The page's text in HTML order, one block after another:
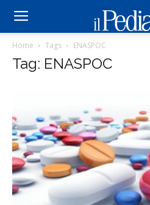
Home Tags ENASPOC
Tag: ENASPOC